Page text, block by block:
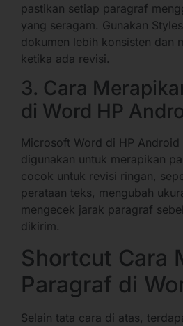
pastikan setiap paragraf
yang seragam. Gunakan
dokumen lebih konsisten dan
ketika ada revisi.
3. Cara
di Word HP
Microsoft Word di HP Android
digunakan untuk merapikan
cocok untuk revisi ringan,
perataan teks, mengubah
mengecek jarak paragraf
dikirim.
Shortcut Cara
Paragraf di
Selain tata cara di atas,